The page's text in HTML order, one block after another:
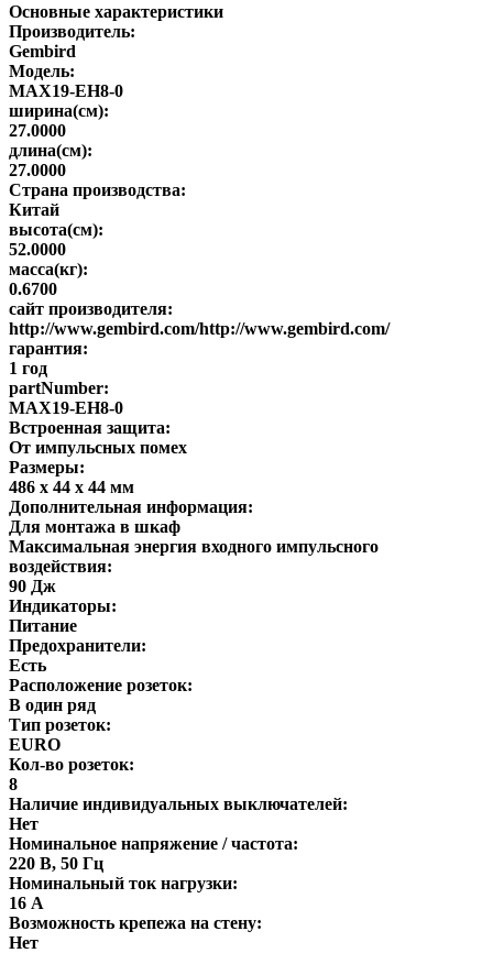
Основные характеристики
Производитель:
Gembird
Модель:
MAX19-EH8-0
ширина(см):
27.0000
длина(см):
27.0000
Страна производства:
Китай
высота(см):
52.0000
масса(кг):
0.6700
сайт производителя:
http://www.gembird.com/http://www.gembird.com/
гарантия:
1 год
partNumber:
MAX19-EH8-0
Встроенная защита:
От импульсных помех
Размеры:
486 х 44 х 44 мм
Дополнительная информация:
Для монтажа в шкаф
Максимальная энергия входного импульсного
воздействия:
90 Дж
Индикаторы:
Питание
Предохранители:
Есть
Расположение розеток:
В один ряд
Тип розеток:
EURO
Кол-во розеток:
8
Наличие индивидуальных выключателей:
Нет
Номинальное напряжение / частота:
220 В, 50 Гц
Номинальный ток нагрузки:
16 А
Возможность крепежа на стену:
Нет